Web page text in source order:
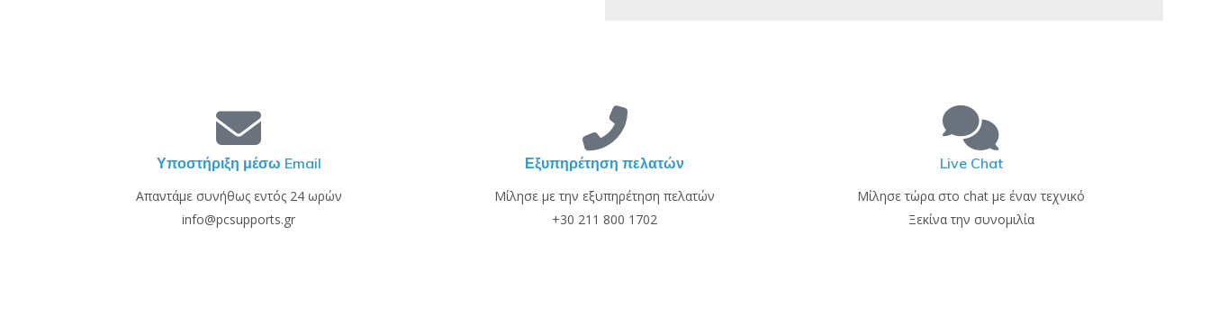
Υποστήριξη μέσω Email
Απαντάμε συνήθως εντός 24 ωρών
info@pcsupports.gr
Εξυπηρέτηση πελατών
Μίλησε με την εξυπηρέτηση πελατών
+30 211 800 1702
Live Chat
Μίλησε τώρα στο chat με έναν τεχνικό
Ξεκίνα την συνομιλία